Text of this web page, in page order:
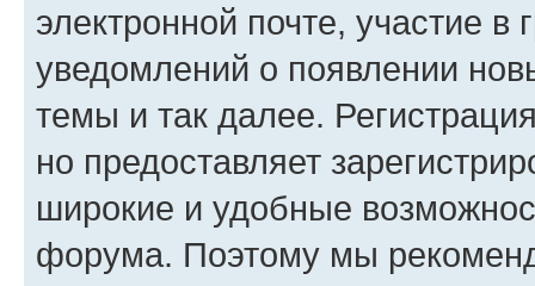
электронной почте, участие в
уведомлений о появлении
темы и так далее.
но предоставляет
широкие и удобные
форума. Поэтому мы